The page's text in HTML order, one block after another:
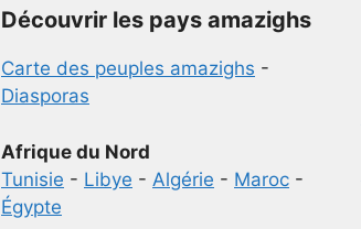
Découvrir les pays amazighs
Carte des peuples amazighs -
Diasporas
Afrique du Nord
Tunisie - Libye - Algérie - Maroc -
Égypte